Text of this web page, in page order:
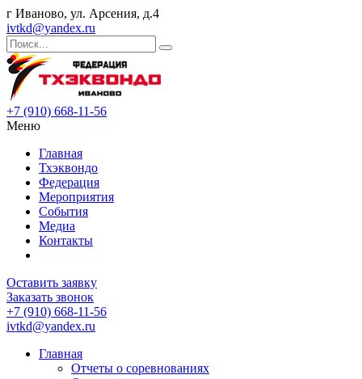
г Иваново, ул. Арсения, д.4
ivtkd@yandex.ru
+7 (910) 668-11-56
Меню
Главная
Тхэквондо
Федерация
Мероприятия
События
Медиа
Контакты
Оставить заявку
Заказать звонок
+7 (910) 668-11-56
ivtkd@yandex.ru
Главная
Отчеты о соревнованиях